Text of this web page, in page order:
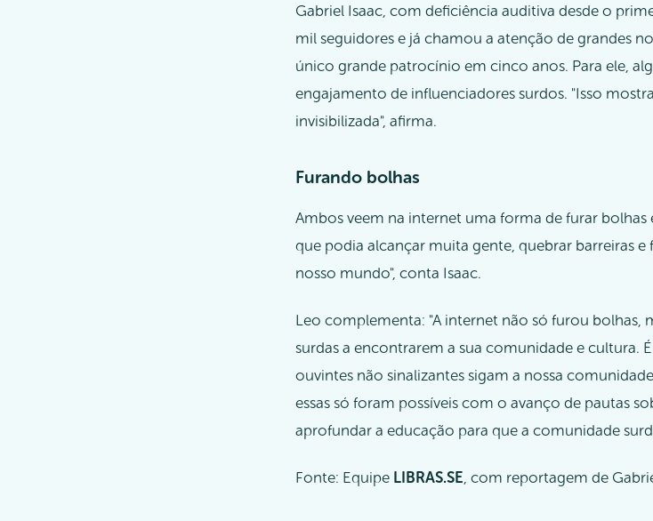
Gabriel Isaac, com deficiência auditiva desde o
mil seguidores e já chamou a atenção de grandes
único grande patrocínio em cinco anos. Para ele,
engajamento de influenciadores surdos. "Isso
invisibilizada", afirma.
Furando bolhas
Ambos veem na internet uma forma de furar
que podia alcançar muita gente, quebrar barreiras e
nosso mundo", conta Isaac.
Leo complementa: "A internet não só furou bolhas,
surdas a encontrarem a sua comunidade e cultura.
ouvintes não sinalizantes sigam a nossa
essas só foram possíveis com o avanço de pautas
aprofundar a educação para que a comunidade
Fonte: Equipe LIBRAS.SE , com reportagem de